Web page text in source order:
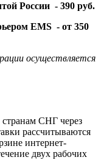
России - 390 руб.
EMS - от 350
осуществляется
СНГ через
рассчитываются
интернет-
двух рабочих